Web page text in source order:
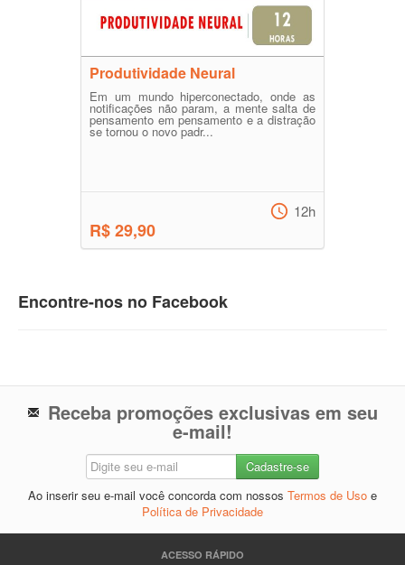
Produtividade Neural
Em um mundo hiperconectado, onde as
notificações não param, a mente salta de
pensamento em pensamento e a distração
se tornou o novo padr...
R$ 29,90
12h
Encontre-nos no Facebook
Receba promoções exclusivas em seu
e-mail!
Ao inserir seu e-mail você concorda com nossos Termos de Uso e
Política de Privacidade
ACESSO RÁPIDO